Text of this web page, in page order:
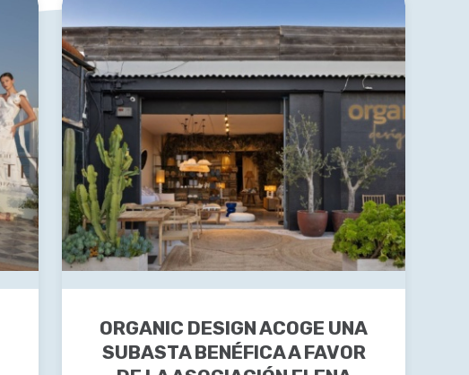
ORGANIC DESIGN ACOGE UNA
SUBASTA BENÉFICA A FAVOR